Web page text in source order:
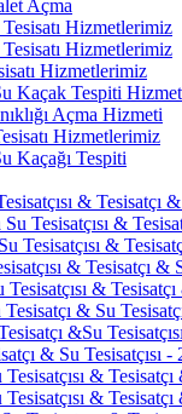
Açma
Tesisatı Hizmetlerimiz
Hizmetlerimiz
Hizmetlerimiz
Kaçak Tespiti
Açma Hizmeti
Hizmetlerimiz
Kaçağı Tespiti
& Tesisatçı
Tesisatçısı &
Tesisatçısı &
& Tesisatçı &
Tesisatçısı &
& Su
&Su
& Su Tesisatçısı
&
&